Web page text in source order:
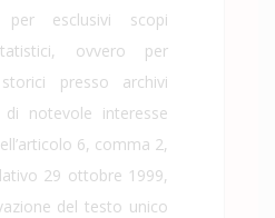
per esclusivi scopi
ovvero per
presso archivi
notevole interesse
6, comma 2,
29 ottobre 1999,
del testo unico